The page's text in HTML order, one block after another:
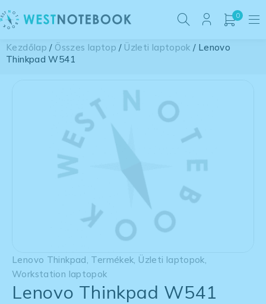
0
Kezdőlap / Összes laptop / Üzleti laptopok / Lenovo
Thinkpad W541
Lenovo Thinkpad Termékek Üzleti laptopok
Workstation laptopok
Lenovo Thinkpad W541